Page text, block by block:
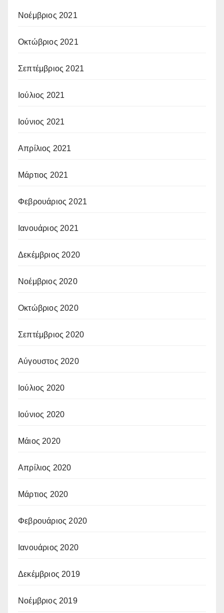
Νοέμβριος 2021
Οκτώβριος 2021
Σεπτέμβριος 2021
Ιούλιος 2021
Ιούνιος 2021
Απρίλιος 2021
Μάρτιος 2021
Φεβρουάριος 2021
Ιανουάριος 2021
Δεκέμβριος 2020
Νοέμβριος 2020
Οκτώβριος 2020
Σεπτέμβριος 2020
Αύγουστος 2020
Ιούλιος 2020
Ιούνιος 2020
Μάιος 2020
Απρίλιος 2020
Μάρτιος 2020
Φεβρουάριος 2020
Ιανουάριος 2020
Δεκέμβριος 2019
Νοέμβριος 2019